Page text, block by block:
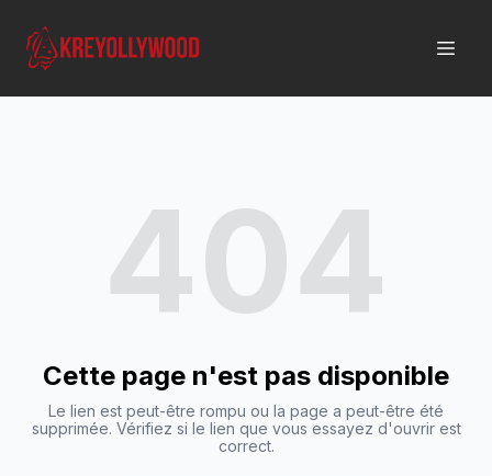
404
Cette page n'est pas disponible
Le lien est peut-être rompu ou la page a peut-être été
supprimée. Vérifiez si le lien que vous essayez d'ouvrir est
correct.